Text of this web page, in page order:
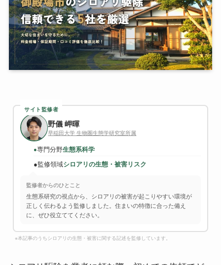
サイト監修者
野儀 岬暉
早稲田大学 生物圏生態学研究室所属
●専門分野生態系科学
●監修領域シロアリの生態・被害リスク
監修者からのひとこと
生態系研究の視点から、シロアリの被害が起こりやすい環境が
正しく伝わるよう監修しました。住まいの特徴に合った備え
に、ぜひ役立ててください。
※本記事のうちシロアリの生態・被害に関する記述を監修しています。